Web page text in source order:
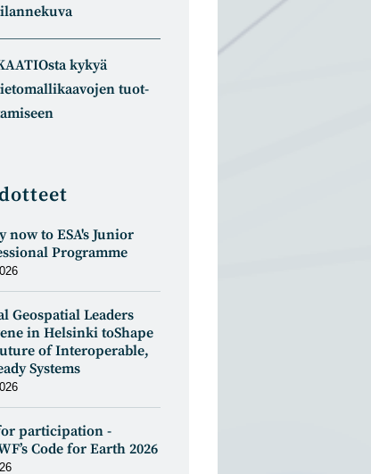
kykyä
tuot­
now to ESA's Junior
Programme
Geospatial Leaders
in Helsinki toShape
of Interoperable,
Systems
participation -
Code for Earth 2026